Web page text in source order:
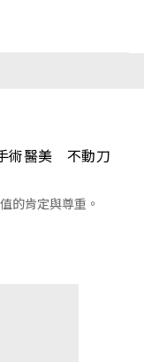
術醫美 不動刀
的肯定與尊重。